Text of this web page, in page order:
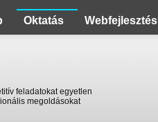
Oktatás Webfejlesztés
feladatokat egyetlen
megoldásokat